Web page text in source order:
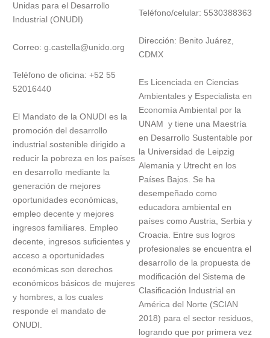
Unidas para el Desarrollo
Industrial (ONUDI)
Correo: g.castella@unido.org
Teléfono de oficina: +52 55
52016440
El Mandato de la ONUDI es la
promoción del desarrollo
industrial sostenible dirigido a
reducir la pobreza en los países
en desarrollo mediante la
generación de mejores
oportunidades económicas,
empleo decente y mejores
ingresos familiares. Empleo
decente, ingresos suficientes y
acceso a oportunidades
económicas son derechos
económicos básicos de mujeres
y hombres, a los cuales
responde el mandato de
ONUDI.
Teléfono/celular: 5530388363
Dirección: Benito Juárez,
CDMX
Es Licenciada en Ciencias
Ambientales y Especialista en
Economía Ambiental por la
UNAM y tiene una Maestría
en Desarrollo Sustentable por
la Universidad de Leipzig
Alemania y Utrecht en los
Países Bajos. Se ha
desempeñado como
educadora ambiental en
países como Austria, Serbia y
Croacia. Entre sus logros
profesionales se encuentra el
desarrollo de la propuesta de
modificación del Sistema de
Clasificación Industrial en
América del Norte (SCIAN
2018) para el sector residuos,
logrando que por primera vez